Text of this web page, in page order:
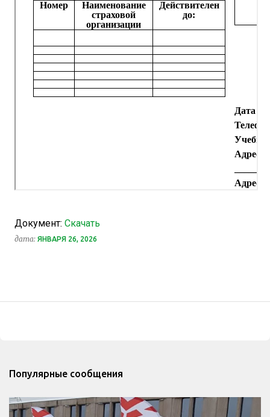
Документ: Скачать
дата: ЯНВАРЯ 26, 2026
Популярные сообщения